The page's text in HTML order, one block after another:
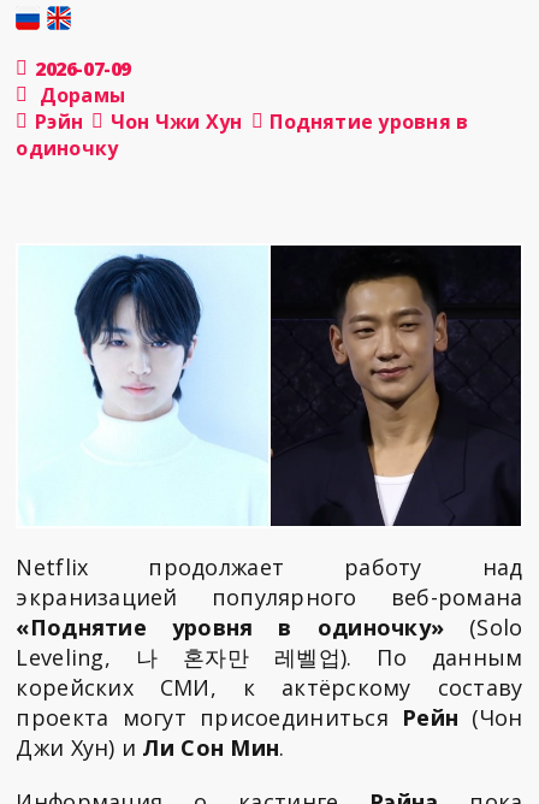
2026-07-09
Дорамы
Рэйн
Чон Чжи Хун
Поднятие уровня в
одиночку
Netflix продолжает работу над
экранизацией популярного веб-романа
«Поднятие уровня в одиночку» (Solo
Leveling, 나 혼자만 레벨업). По данным
корейских СМИ, к актёрскому составу
проекта могут присоединиться Рейн (Чон
Джи Хун) и Ли Сон Мин.